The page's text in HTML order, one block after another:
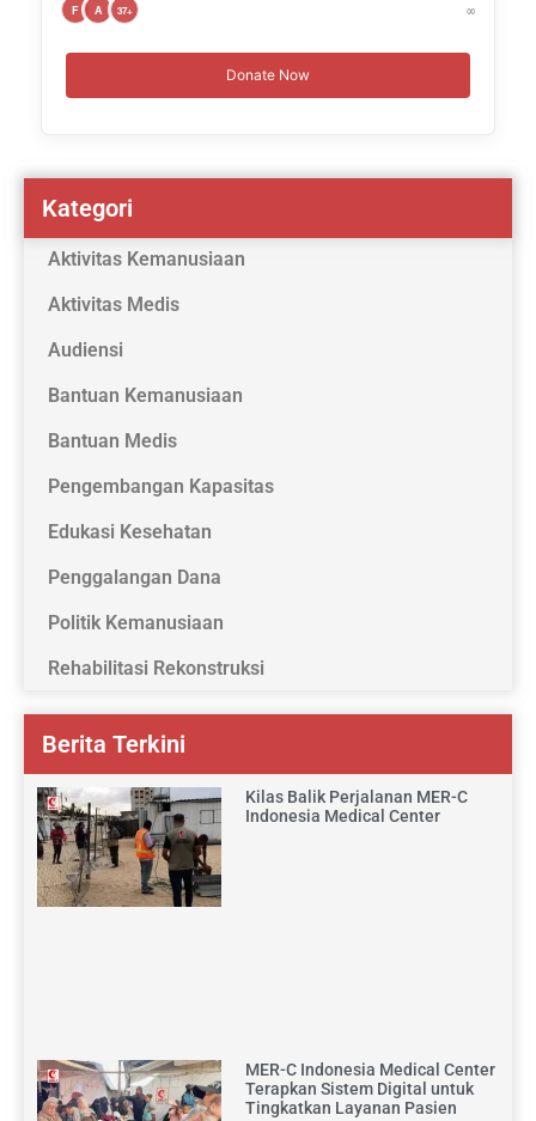
Kategori
Aktivitas Kemanusiaan
Aktivitas Medis
Audiensi
Bantuan Kemanusiaan
Bantuan Medis
Pengembangan Kapasitas
Edukasi Kesehatan
Penggalangan Dana
Politik Kemanusiaan
Rehabilitasi Rekonstruksi
Berita Terkini
Kilas Balik Perjalanan MER-C
Indonesia Medical Center
MER-C Indonesia Medical Center
Terapkan Sistem Digital untuk
Tingkatkan Layanan Pasien
F A 37+ ∞
Donate Now